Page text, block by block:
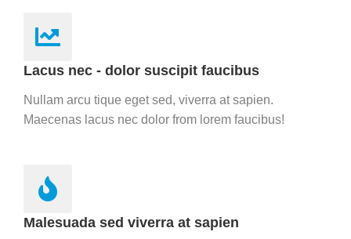
Lacus nec - dolor suscipit faucibus
Nullam arcu tique eget sed, viverra at sapien.
Maecenas lacus nec dolor from lorem faucibus!
Malesuada sed viverra at sapien